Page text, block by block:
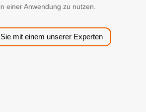
einer Anwendung zu nutzen.
mit einem unserer Experten